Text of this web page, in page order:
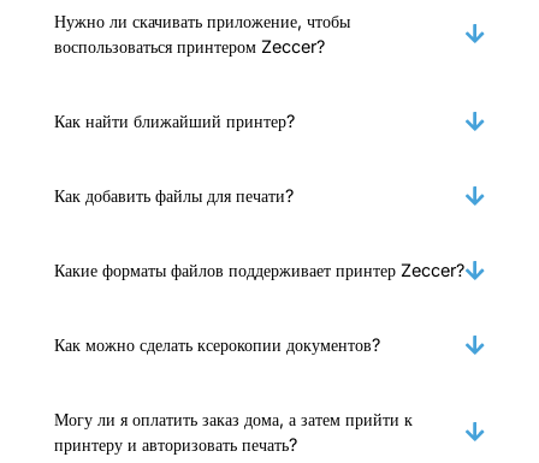
Нужно ли скачивать приложение, чтобы
воспользоваться принтером Zeccer?
Как найти ближайший принтер?
Как добавить файлы для печати?
Какие форматы файлов поддерживает принтер Zeccer?
Как можно сделать ксерокопии документов?
Могу ли я оплатить заказ дома, а затем прийти к
принтеру и авторизовать печать?